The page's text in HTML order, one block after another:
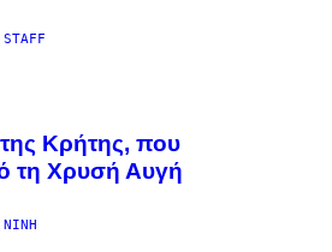
Κρήτης, που
τη Χρυσή Αυγή